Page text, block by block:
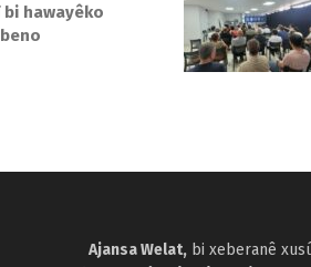
bi hawayêko
Ajansa Welat,bi xeberanê